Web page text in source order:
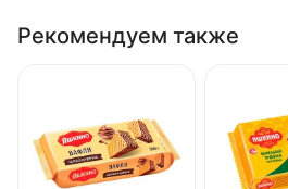
Рекомендуем также